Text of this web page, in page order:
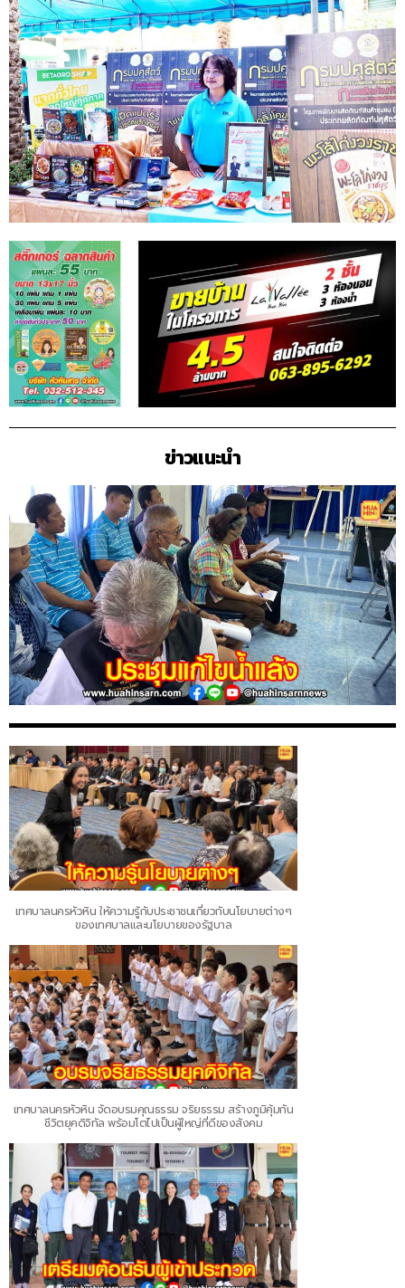
ข่าวแนะนำ
เทศบาลนครหัวหิน ให้ความรู้กับประชาชนเกี่ยวกับนโยบายต่างๆ
ของเทศบาลและนโยบายของรัฐบาล
เทศบาลนครหัวหิน จัดอบรมคุณธรรม จริยธรรม สร้างภูมิคุ้มกัน
ชีวิตยุคดิจิทัล พร้อมโตไปเป็นผู้ใหญ่ที่ดีของสังคม